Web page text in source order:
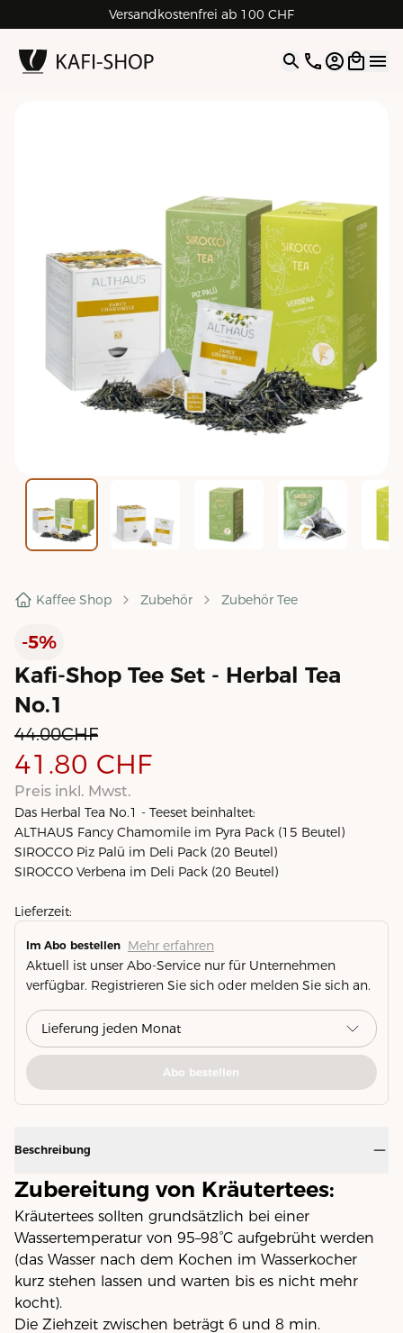
Versandkostenfrei ab 100 CHF
Rechnungskauf für Geschäftskunden
4.9| 5.0 Google
Open
Kaffee Shop Zubehör Zubehör Tee
-5%
Kafi-Shop Tee Set - Herbal Tea
No.1
44.00CHF
41.80 CHF
Preis inkl. Mwst.
Das Herbal Tea No.1 - Teeset beinhaltet:
ALTHAUS Fancy Chamomile im Pyra Pack (15 Beutel)
SIROCCO Piz Palü im Deli Pack (20 Beutel)
SIROCCO Verbena im Deli Pack (20 Beutel)
Lieferzeit:
Im Abo bestellen Mehr erfahren
Aktuell ist unser Abo-Service nur für Unternehmen
verfügbar. Registrieren Sie sich oder melden Sie sich an.
Abo bestellen
Beschreibung
Zubereitung von Kräutertees:
Kräutertees sollten grundsätzlich bei einer
Wassertemperatur von 95–98°C aufgebrüht werden
(das Wasser nach dem Kochen im Wasserkocher
kurz stehen lassen und warten bis es nicht mehr
kocht).
Die Ziehzeit zwischen beträgt 6 und 8 min.